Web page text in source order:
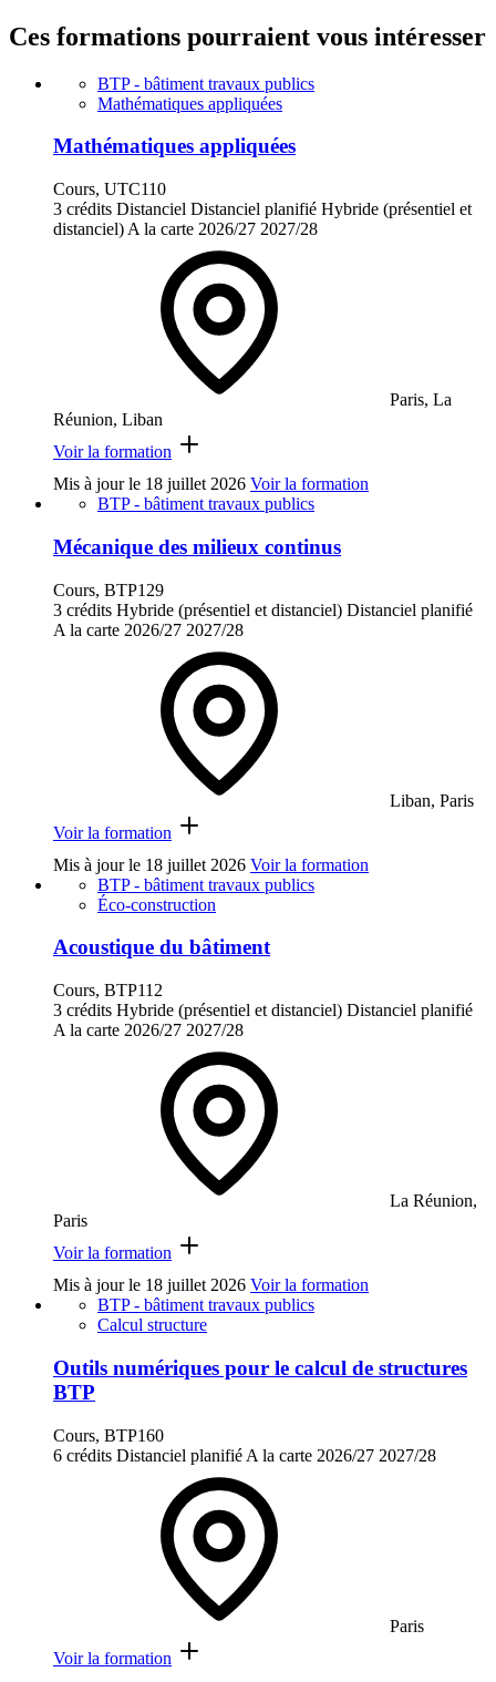
Ces formations pourraient vous intéresser
BTP - bâtiment travaux publics
Mathématiques appliquées
Mathématiques appliquées
Cours, UTC110
3 crédits Distanciel Distanciel planifié Hybride (présentiel et
distanciel) A la carte 2026/27 2027/28
Paris, La
Réunion, Liban
Voir la formation
Mis à jour le 18 juillet 2026 Voir la formation
BTP - bâtiment travaux publics
Mécanique des milieux continus
Cours, BTP129
3 crédits Hybride (présentiel et distanciel) Distanciel planifié
A la carte 2026/27 2027/28
Liban, Paris
Voir la formation
Mis à jour le 18 juillet 2026 Voir la formation
BTP - bâtiment travaux publics
Éco-construction
Acoustique du bâtiment
Cours, BTP112
3 crédits Hybride (présentiel et distanciel) Distanciel planifié
A la carte 2026/27 2027/28
La Réunion,
Paris
Voir la formation
Mis à jour le 18 juillet 2026 Voir la formation
BTP - bâtiment travaux publics
Calcul structure
Outils numériques pour le calcul de structures
BTP
Cours, BTP160
6 crédits Distanciel planifié A la carte 2026/27 2027/28
Paris
Voir la formation